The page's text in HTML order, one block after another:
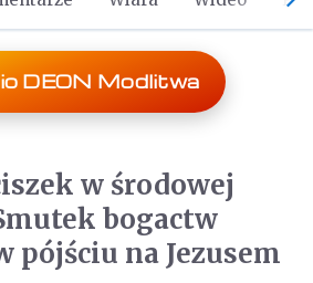
DEON Modlitwa
w środowej
bogactw
pójściu na Jezusem